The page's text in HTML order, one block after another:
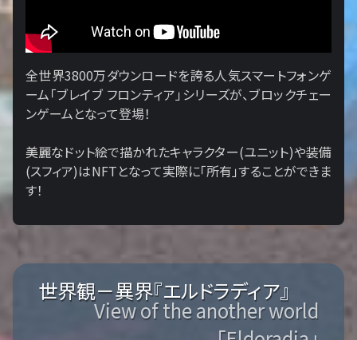
全世界3800万ダウンロードを誇る人気スマートフォンゲ
ーム「ブレイブ フロンティア」シリーズが、ブロックチェー
ンゲームとなって登場！
美麗なドット絵で描かれたキャラクター(ユニット)や装備
(スフィア)はNFTとなって実際に「所有」することができま
す！
世界観－異界『エルドラディア』
View of the another world